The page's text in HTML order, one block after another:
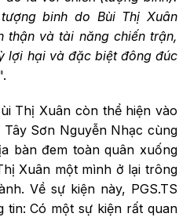
binh do Bùi Thị Xuân
thận và tài năng chiến trận,
lợi hại và đặc biệt đông đúc
Thị Xuân còn thể hiện vào
Sơn Nguyễn Nhạc cùng
bàn đem toàn quân xuống
Xuân một mình ở lại trông
Về sự kiện này, PGS.TS
tin: Có một sự kiện rất quan